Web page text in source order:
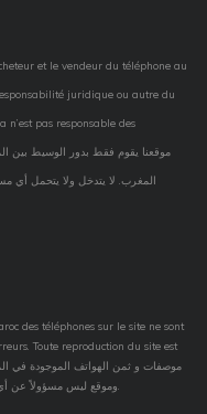
et le vendeur du téléphone au
juridique ou autre du
n’est pas responsable des
المغرب. لا يتدخل ولا يتحمل أي
des téléphones sur le site ne sont
Toute reproduction du site est